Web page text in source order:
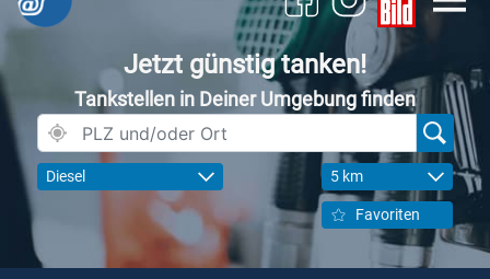
Jetzt günstig tanken!
Tankstellen in Deiner Umgebung finden
Diesel 5 km
Favoriten